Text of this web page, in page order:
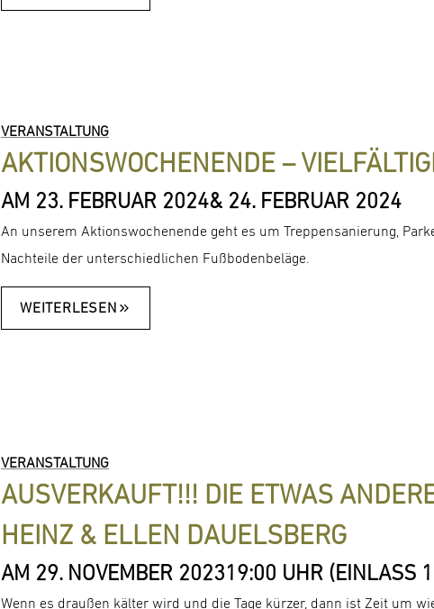
VERANSTALTUNG
AKTIONSWOCHENENDE –
AM 23. FEBRUAR 2024& 24. FEBRUAR 2024
An unserem Aktionswochenende geht es um Treppensanierung,
Nachteile der unterschiedlichen Fußbodenbeläge.
WEITERLESEN
VERANSTALTUNG
AUSVERKAUFT!!! DIE ETWAS
HEINZ & ELLEN DAUELSBERG
AM 29. NOVEMBER 202319:00 UHR (EINLASS
Wenn es draußen kälter wird und die Tage kürzer, dann ist Zeit um